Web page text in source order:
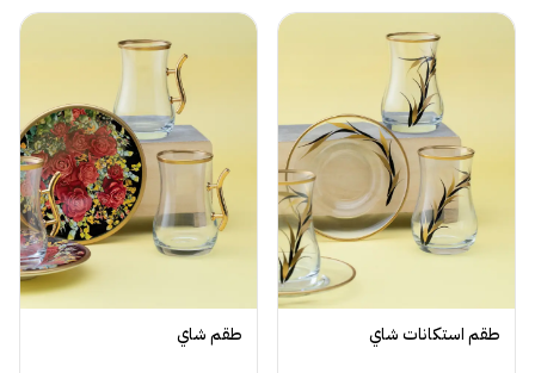
طقم استكانات شاي طقم شاي